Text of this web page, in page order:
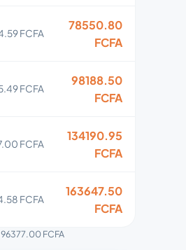
FCFA
78550.80
FCFA
FCFA
98188.50
FCFA
FCFA
134190.95
FCFA
FCFA
163647.50
FCFA
FCFA